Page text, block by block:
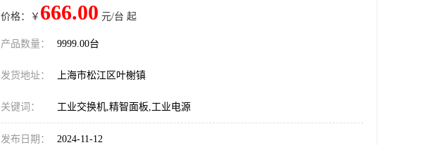
价格：￥ 666.00 元/台 起
产品数量： 9999.00台
发货地址： 上海市松江区叶榭镇
关键词： 工业交换机,精智面板,工业电源
发布日期： 2024-11-12